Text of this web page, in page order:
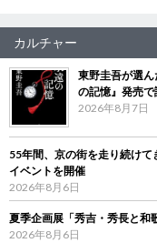
カルチャー
東野圭吾が選
の記憶』発売
2026年8月7日
55年間、京の街を走り続け
イベントを開催
2026年8月6日
夏季企画展「秀吉・秀長と
2026年8月6日